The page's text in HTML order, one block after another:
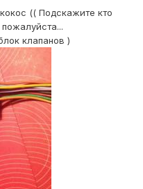
(( Подскажите кто
клапанов )